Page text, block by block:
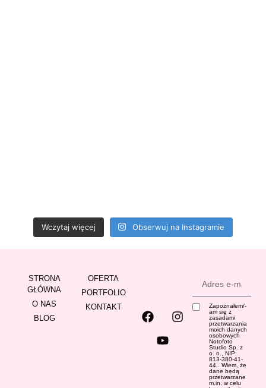
Wczytaj więcej Obserwuj na Instagramie
Zapoznałem/-
am się z
zasadami
przetwarzania
moich danych
osobowych
Notofoto
Studio Sp. z
o. o., NIP:
813-380-41-
44.. Wiem, że
dane będą
przetwarzane
m.in. w celu
OFERTA
PORTFOLIO
KONTAKT
STRONA
GŁÓWNA
O NAS
BLOG